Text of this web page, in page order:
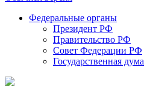
Федеральные органы
Президент РФ
Правительство РФ
Совет Федерации РФ
Государственная дума